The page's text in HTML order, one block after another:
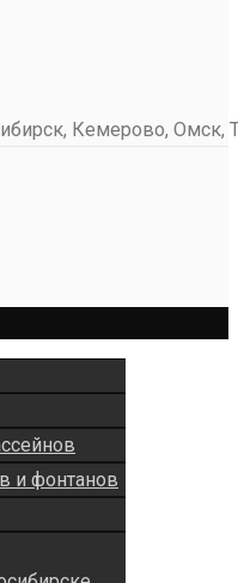
Кемерово, Омск,
и фонтанов